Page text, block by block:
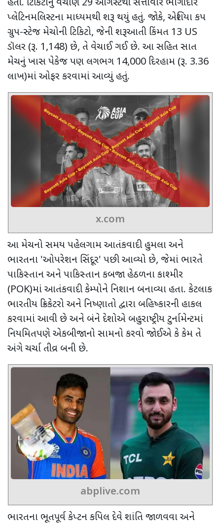
હતી. ટિકિટોનું વેચાણ 29 ઓગસ્ટથી સત્તાવાર ભાગીદાર
પ્લેટિનમલિસ્ટના માધ્યમથી શરૂ થયું હતું. જોકે, એશિયા કપ
ગ્રુપ-સ્ટેજ મેચોની ટિકિટો, જેની શરૂઆતી કિંમત 13 US
ડૉલર (રૂ. 1,148) છે, તે વેચાઈ ગઈ છે. આ સહિત સાત
મેચનું ખાસ પેકેજ પણ લગભગ 14,000 દિરહામ (રૂ. 3.36
લાખ)માં ઓફર કરવામાં આવ્યું હતું.
x.com
આ મેચનો સમય પહેલગામ આતંકવાદી હુમલા અને
ભારતના 'ઓપરેશન સિંદૂર' પછી આવ્યો છે, જેમાં ભારતે
પાકિસ્તાન અને પાકિસ્તાન કબજા હેઠળના કાશ્મીર
(POK)માં આતંકવાદી કેમ્પોને નિશાન બનાવ્યા હતા. કેટલાક
ભારતીય ક્રિકેટરો અને નિષ્ણાતો દ્વારા બહિષ્કારની હાકલ
કરવામાં આવી છે અને બંને દેશોએ બહુરાષ્ટ્રીય ટુર્નામેન્ટમાં
નિયમિતપણે એકબીજાનો સામનો કરવો જોઈએ કે કેમ તે
અંગે ચર્ચા તીવ્ર બની છે.
abplive.com
ભારતના ભૂતપૂર્વ કેપ્ટન કપિલ દેવે શાંતિ જાળવવા અને